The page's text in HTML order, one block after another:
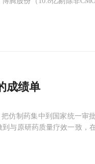
成绩单
仿制药集中到国家统一审
与原研药质量疗效一致，